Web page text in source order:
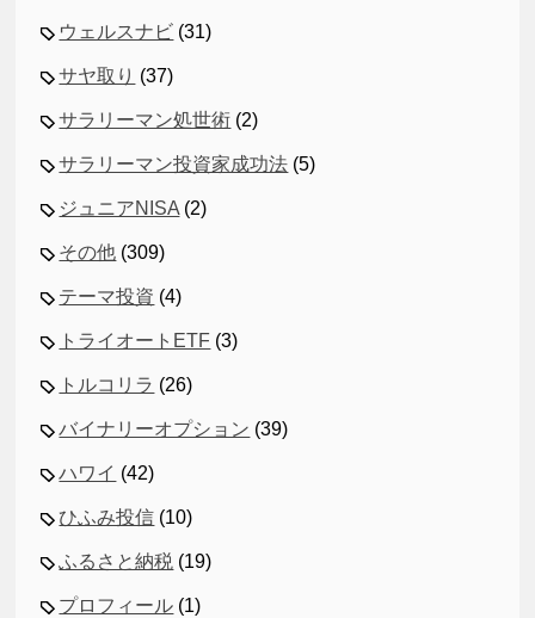
ウェルスナビ (31)
サヤ取り (37)
サラリーマン処世術 (2)
サラリーマン投資家成功法 (5)
ジュニアNISA(2)
その他 (309)
テーマ投資 (4)
トライオートETF (3)
トルコリラ (26)
バイナリーオプション (39)
ハワイ (42)
ひふみ投信 (10)
ふるさと納税 (19)
プロフィール (1)